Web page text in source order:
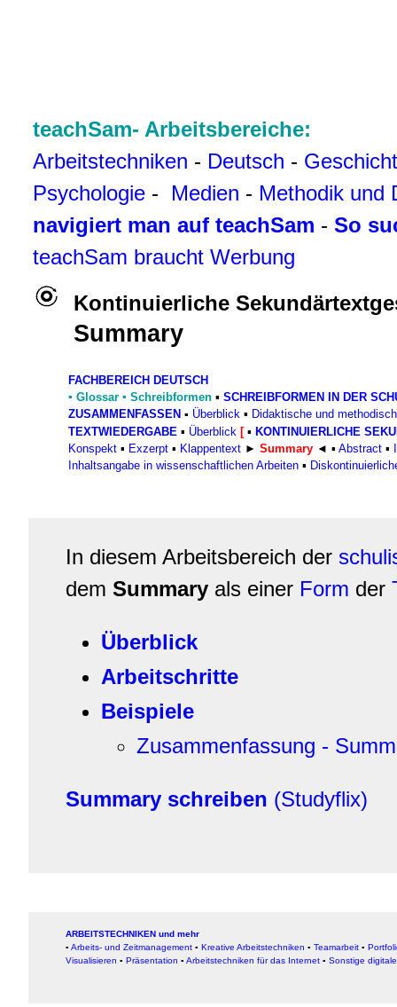
teachSam- Arbeitsbereiche:
Arbeitstechniken - Deutsch -
Psychologie - Medien - Methodik und
navigiert man auf teachSam - So
teachSam braucht Werbung
Kontinuierliche
Summary
FACHBEREICH DEUTSCH
▪ Glossar ▪ Schreibformen ▪ SCHREIBFORMEN IN DER
ZUSAMMENFASSEN ▪ Überblick ▪ Didaktische und
TEXTWIEDERGABE ▪ Überblick [ ▪ KONTINUIERLICHE
Konspekt ▪ Exzerpt ▪ Klappentext ► Summary ◄ ▪ Abstract ▪
Inhaltsangabe in wissenschaftlichen Arbeiten ▪
In diesem Arbeitsbereich der
dem Summary als einer Form der
Überblick
Arbeitschritte
Beispiele
Zusammenfassung -
Summary schreiben (Studyflix)
ARBEITSTECHNIKEN und mehr
▪ Arbeits- und Zeitmanagement ▪ Kreative Arbeitstechniken ▪ Teamarbeit ▪
Visualisieren ▪ Präsentation ▪ Arbeitstechniken für das Internet ▪ Sonstige